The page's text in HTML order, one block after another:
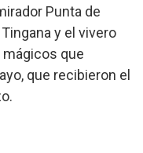
Punta de
y el vivero
mágicos que
que recibieron el